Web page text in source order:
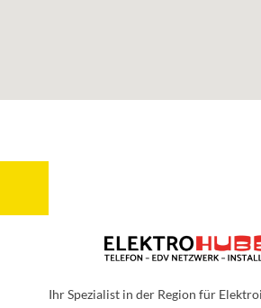
Ihr Spezialist in der Region für